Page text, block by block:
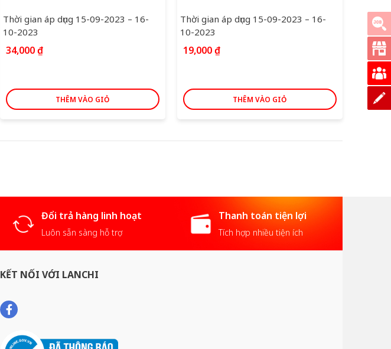
Thời gian áp dụng 15-09-2023 – 16-
10-2023
34,000₫
THÊM VÀO GIỎ
Thời gian áp dụng 15-09-2023 – 16-
10-2023
19,000₫
THÊM VÀO GIỎ
Đổi trả hàng linh hoạt
Luôn sẵn sàng hỗ trợ
Thanh toán tiện lợi
Tích hợp nhiều tiện ích
KẾT NỐI VỚI LANCHI